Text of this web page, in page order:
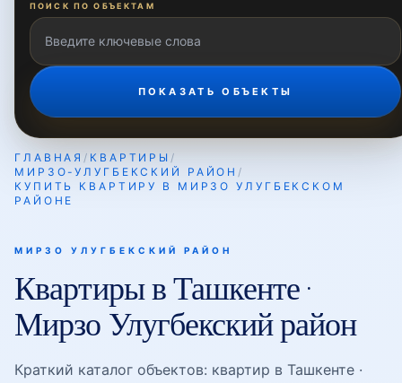
Мовароуннахр
Мустакиллик
Никитина
ПОИСК ПО ОБЪЕКТАМ
ПОКАЗАТЬ ОБЪЕКТЫ
ГЛАВНАЯ / КВАРТИРЫ /
МИРЗО-УЛУГБЕКСКИЙ РАЙОН /
КУПИТЬ КВАРТИРУ В МИРЗО УЛУГБЕКСКОМ
РАЙОНЕ
МИРЗО УЛУГБЕКСКИЙ РАЙОН
Квартиры в Ташкенте ·
Мирзо Улугбекский район
Краткий каталог объектов: квартир в Ташкенте ·